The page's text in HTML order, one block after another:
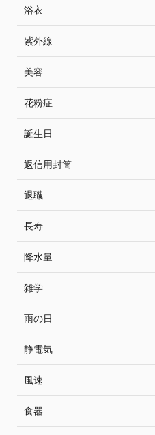
浴衣
紫外線
美容
花粉症
誕生日
返信用封筒
退職
長寿
降水量
雑学
雨の日
静電気
風速
食器